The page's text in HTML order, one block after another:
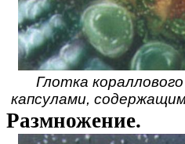
Глотка
капсулами,
Размножение.